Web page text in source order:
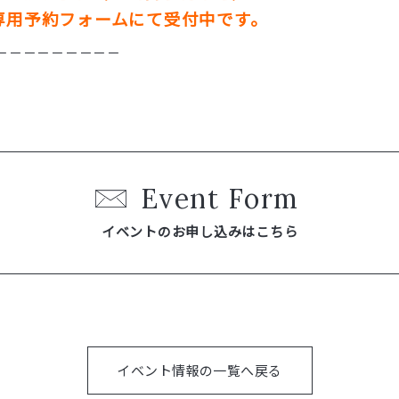
予約フォームにて受付中です。
－－－－－－－－
Event Form
イベントのお申し込みはこちら
イベント情報の一覧へ戻る